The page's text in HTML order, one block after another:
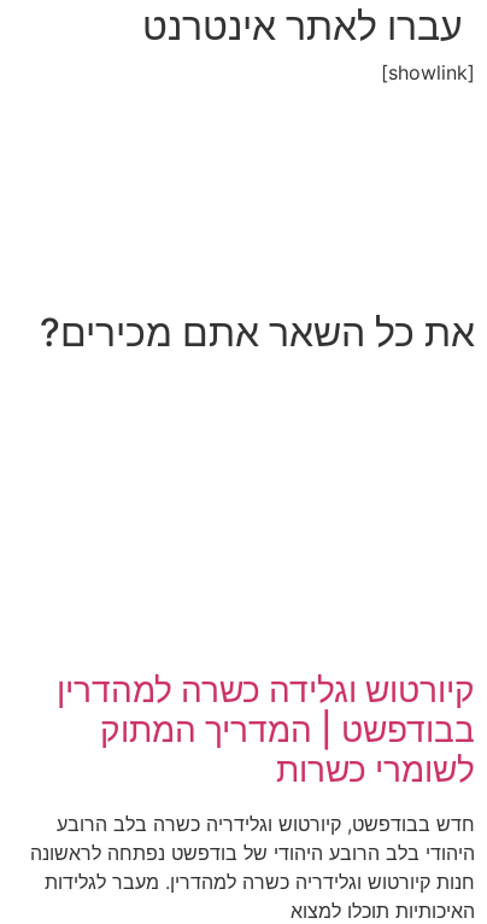
עברו לאתר אינטרנט
[showlink]
את כל השאר אתם מכירים?
קיורטוש וגלידה כשרה למהדרין
בבודפשט | המדריך המתוק
לשומרי כשרות
חדש בבודפשט, קיורטוש וגלידריה כשרה בלב הרובע
היהודי בלב הרובע היהודי של בודפשט נפתחה לראשונה
חנות קיורטוש וגלידריה כשרה למהדרין. מעבר לגלידות
האיכותיות תוכלו למצוא